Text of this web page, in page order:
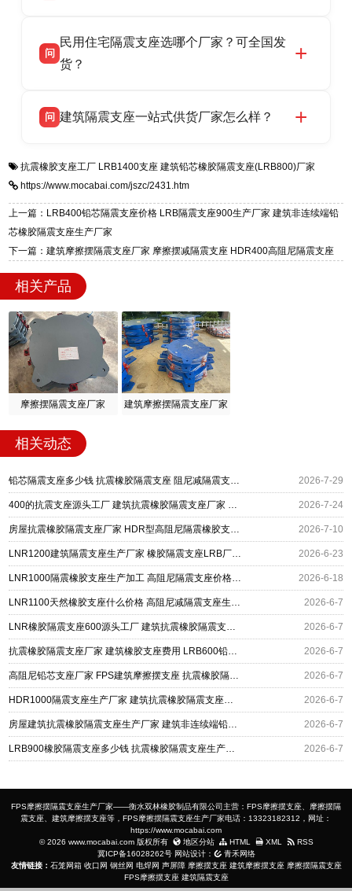
货，厂家电话：13323182312，地址迎宾大街 9
号北方工业基地。
高新区北方工业基地迎宾大街 9 号，是专业隔震
支座源头工厂，生产 LRB 铅芯、LNR 天然、
问
民用住宅隔震支座选哪个厂家？可全国发
货？
适用于民用住宅隔震工程，实体工厂现货充足，
震支座，电话：13323182312，地址：衡水高新
区迎宾大街 9 号。
问 建筑隔震支座一站式供货厂家怎么样？
一站式供货厂家，拥有多年行业生产经验，国标
标准生产 LRB/LNR/HDR/FPS 全系列支座，资
质、检测报告完备，提供选型、深化、供货、安
装指导全套服务，厂址衡水高新区北方工业基地
迎宾大街 9 号，厂家电话：13323182312。
抗震橡胶支座工厂 LRB1400支座 建筑铅芯橡胶隔震支座(LRB800)厂家
https://www.mocabai.com/jszc/2431.htm
上一篇：LRB400铅芯隔震支座价格 LRB隔震支座900生产厂家 建筑非连续端铅
芯橡胶隔震支座生产厂家
下一篇：建筑摩擦摆隔震支座厂家 摩擦摆减隔震支座 HDR400高阻尼隔震支座
相关产品
摩擦摆隔震支座厂家 建筑摩擦摆隔震支座厂家
相关动态
铅芯隔震支座多少钱 抗震橡胶隔震支座 阻尼减隔震支座什么价格 2026-7-29
400的抗震支座源头工厂 建筑抗震橡胶隔震支座厂家 建筑铅芯隔振支座厂家 2026-7-24
房屋抗震橡胶隔震支座厂家 HDR型高阻尼隔震橡胶支座什么价格 LRB铅芯隔震支座600源头工厂 2026-7-10
LNR1200建筑隔震支座生产厂家 橡胶隔震支座LRB厂家 建筑抗震橡胶隔震支座生产厂家 2026-6-23
LNR1000隔震橡胶支座生产加工 高阻尼隔震支座价格 抗震橡胶支座生产厂家 2026-6-18
LNR1100天然橡胶支座什么价格 高阻尼减隔震支座生产厂家 抗震橡胶支座 2026-6-7
LNR橡胶隔震支座600源头工厂 建筑抗震橡胶隔震支座工厂 LRB1200隔震支座源头工厂 2026-6-7
抗震橡胶隔震支座厂家 建筑橡胶支座费用 LRB600铅芯支座厂家电话 2026-6-7
高阻尼铅芯支座厂家 FPS建筑摩擦摆支座 抗震橡胶隔震支座源头工厂 2026-6-7
HDR1000隔震支座生产厂家 建筑抗震橡胶隔震支座源头工厂 建筑厚叠层橡胶隔震支座源头工厂 2026-6-7
房屋建筑抗震橡胶隔震支座生产厂家 建筑非连续端铅芯橡胶隔震支座厂家 LNR400支座多少钱 2026-6-7
LRB900橡胶隔震支座多少钱 抗震橡胶隔震支座生产厂家 建筑隔震支座D800源头工厂 2026-6-7
FPS摩擦摆隔震支座生产厂家——衡水双林橡胶制品有限公司主营：FPS摩擦摆支座、摩擦摆隔
震支座、建筑摩擦摆支座等，FPS摩擦摆隔震支座生产厂家电话：13323182312，网址：
https://www.mocabai.com
© 2026 www.mocabai.com 版权所有
地区分站 HTML XML
RSS
冀ICP备16028262号网站设计：
青禾网络
友情链接： 石笼网箱 收口网 钢丝网 电焊网 声屏障 摩擦摆支座 建筑摩擦摆支座 摩擦摆隔震支座
FPS摩擦摆支座 建筑隔震支座